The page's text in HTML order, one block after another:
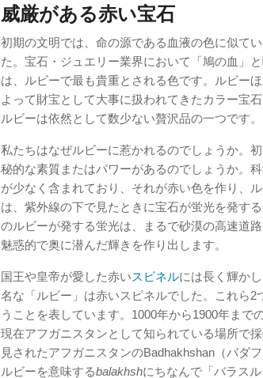
威厳がある赤い宝石
初期の文明では、命の源である血液の色に似て
た。宝石・ジュエリー業界において「鳩の血」
は、ルビーで最も貴重とされる色です。ルビー
よって財宝として大事に扱われてきたカラー宝
ルビーは依然として数少ない贅沢品の一つです。
私たちはなぜルビーに惹かれるのでしょうか。
秘的な素質またはパワーがあるのでしょうか。
が少なく含まれており、それが赤い色を作り、
は、紫外線の下で見たときに宝石が蛍光を発す
のルビーが発する蛍光は、まるで砂漠の高速道
魅惑的で奥に潜んだ輝きを作り出します。
国王や皇帝が愛した赤いスピネルには長く輝か
名な「ルビー」は赤いスピネルでした。これら
うことを表しています。1000年から1900年まで
現在アフガニスタンとして知られている場所で
見されたアフガニスタンのBadhakhshan（バダ
ルビーを意味するbalakhshにちなんで「バラス